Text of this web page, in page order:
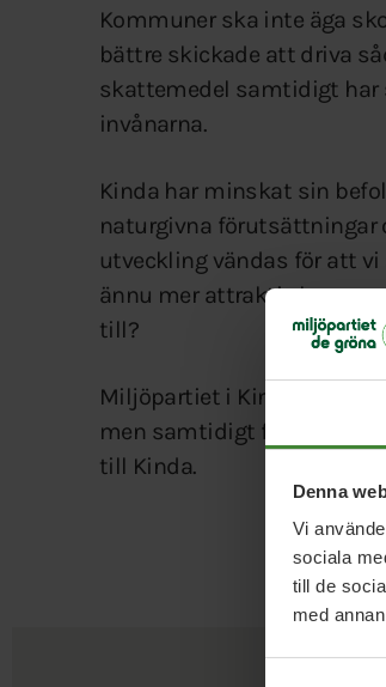
Denna
Vi
sociala
till de
med
Kommuner ska inte äga
bättre skickade att driva
skattemedel samtidigt har
invånarna.
Kinda har minskat sin
naturgivna förutsättningar
utveckling vändas för att
ännu mer attraktiv
till?
Miljöpartiet i Kinda har en
men samtidigt få råd med
till Kinda.